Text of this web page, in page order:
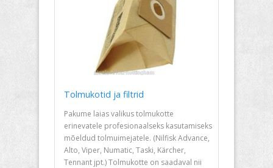
Tolmukotid ja filtrid
Pakume laias valikus tolmukotte
erinevatele profesionaalseks kasutamiseks
mõeldud tolmuimejatele. (Nilfisk Advance,
Alto, Viper, Numatic, Taski, Kärcher,
Tennant jpt.) Tolmukotte on saadaval nii